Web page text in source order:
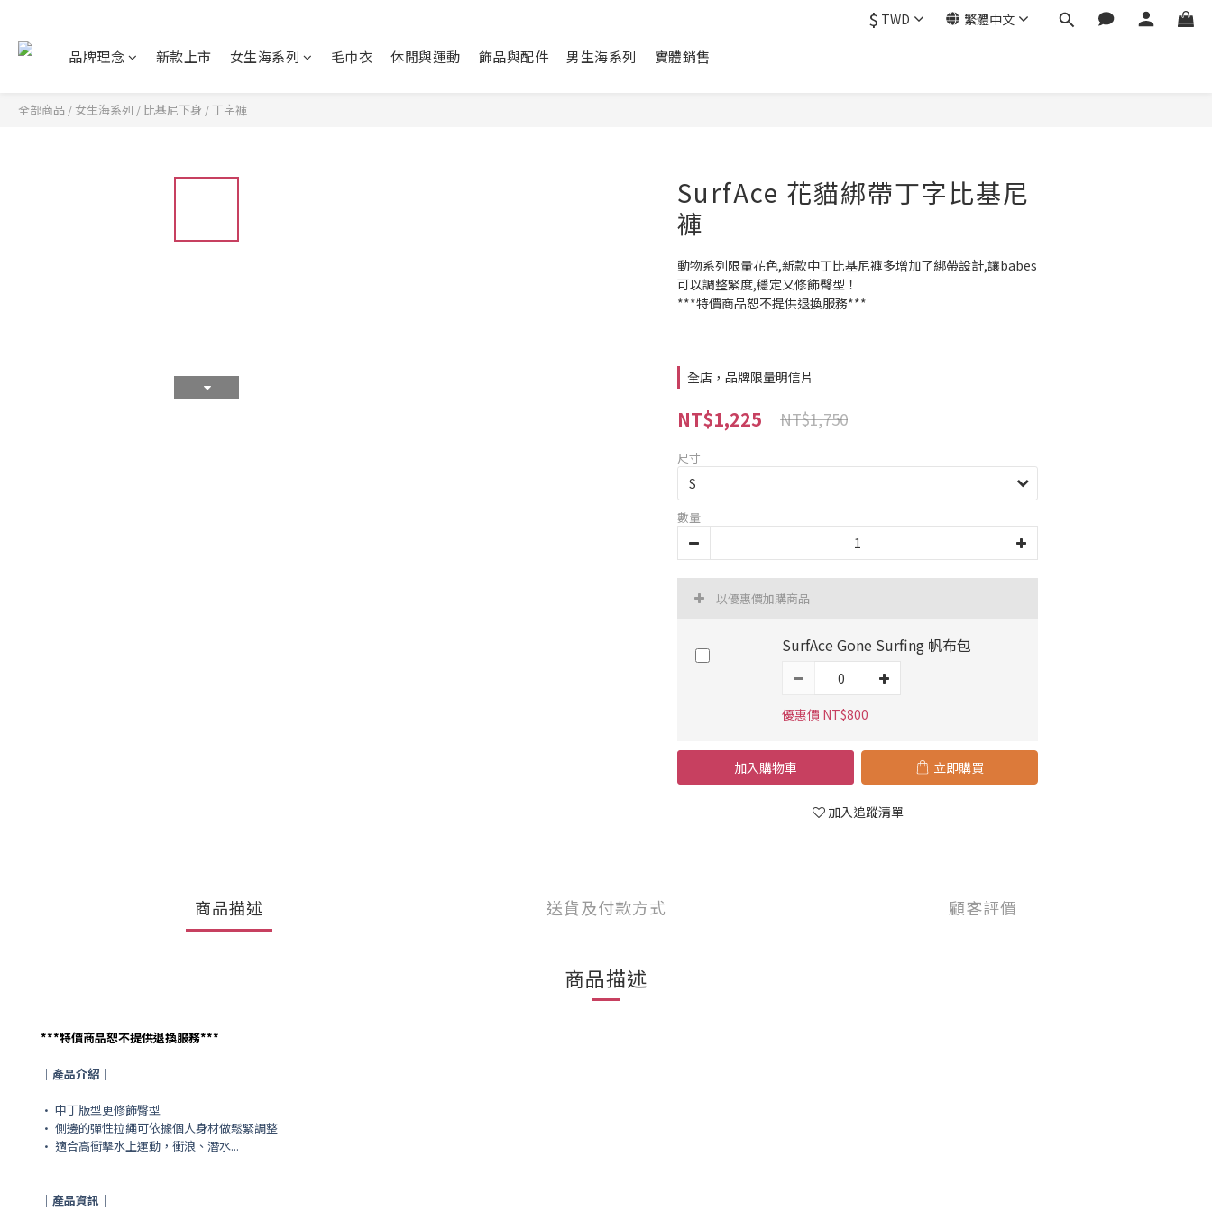
$ TWD 繁體中文
品牌理念 新款上市 女生海系列 毛巾衣 休閒與運動 飾品與配件 男生海系列 實體銷售
全部商品 / 女生海系列 / 比基尼下身 /丁字褲
SurfAce 花貓綁帶丁字比基尼
褲
動物系列限量花色,新款中丁比基尼褲多增加了綁帶設計,讓babes
可以調整緊度,穩定又修飾臀型！
***特價商品恕不提供退換服務***
全店，品牌限量明信片
NT$1,225 NT$1,750
尺寸
數量
以優惠價加購商品
SurfAce Gone Surfing 帆布包
優惠價 NT$800
加入購物車 立即購買
加入追蹤清單
商品描述 送貨及付款方式 顧客評價
商品描述
***特價商品恕不提供退換服務***
｜產品介紹｜
• 中丁版型更修飾臀型
• 側邊的彈性拉繩可依據個人身材做鬆緊調整
• 適合高衝擊水上運動，衝浪、潛水...
｜產品資訊｜